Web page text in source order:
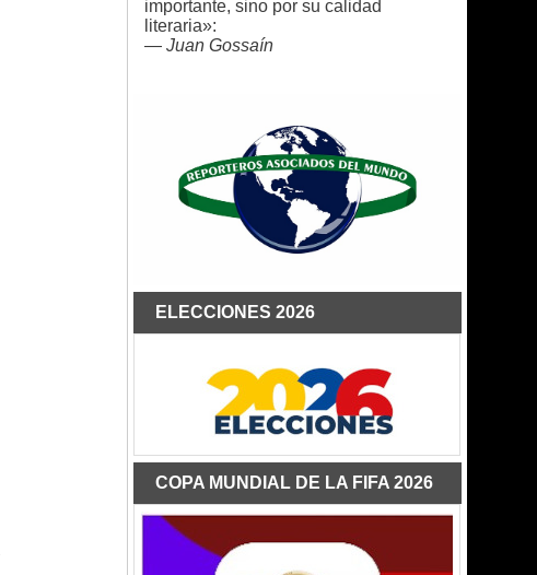
importante, sino por su calidad
literaria»:
— Juan Gossaín
ELECCIONES 2026
COPA MUNDIAL DE LA FIFA 2026